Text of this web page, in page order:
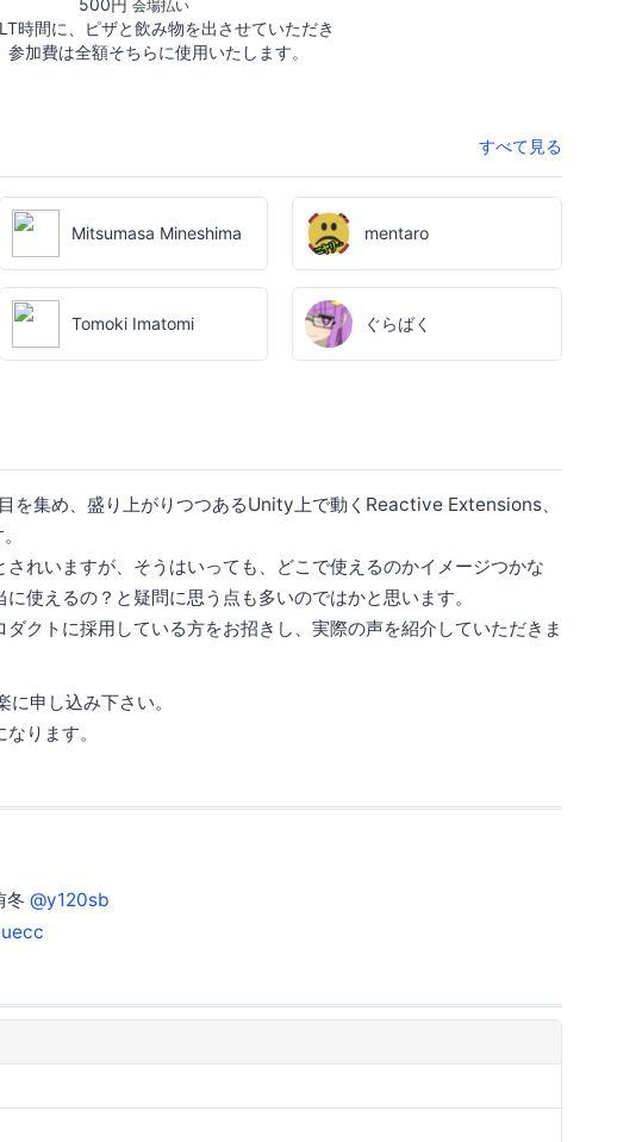
500円 会場払い
時間に、ピザと飲み物を出させていただき
参加費は全額そちらに使用いたします。
すべて見る
Mitsumasa Mineshima mentaro
Tomoki Imatomi ぐらばく
を集め、盛り上がりつつあるUnity上で動くReactive Extensions、
れいますが、そうはいっても、どこで使えるのかイメージつかな
使えるの？と疑問に思う点も多いのではかと思います。
クトに採用している方をお招きし、実際の声を紹介していただきま
申し込み下さい。
なります。
冬 @y120sb